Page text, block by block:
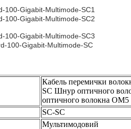
Кабель перемички
SC Шнур оптичного
оптичного волокна OM5
SC-SC
Мультимодовий